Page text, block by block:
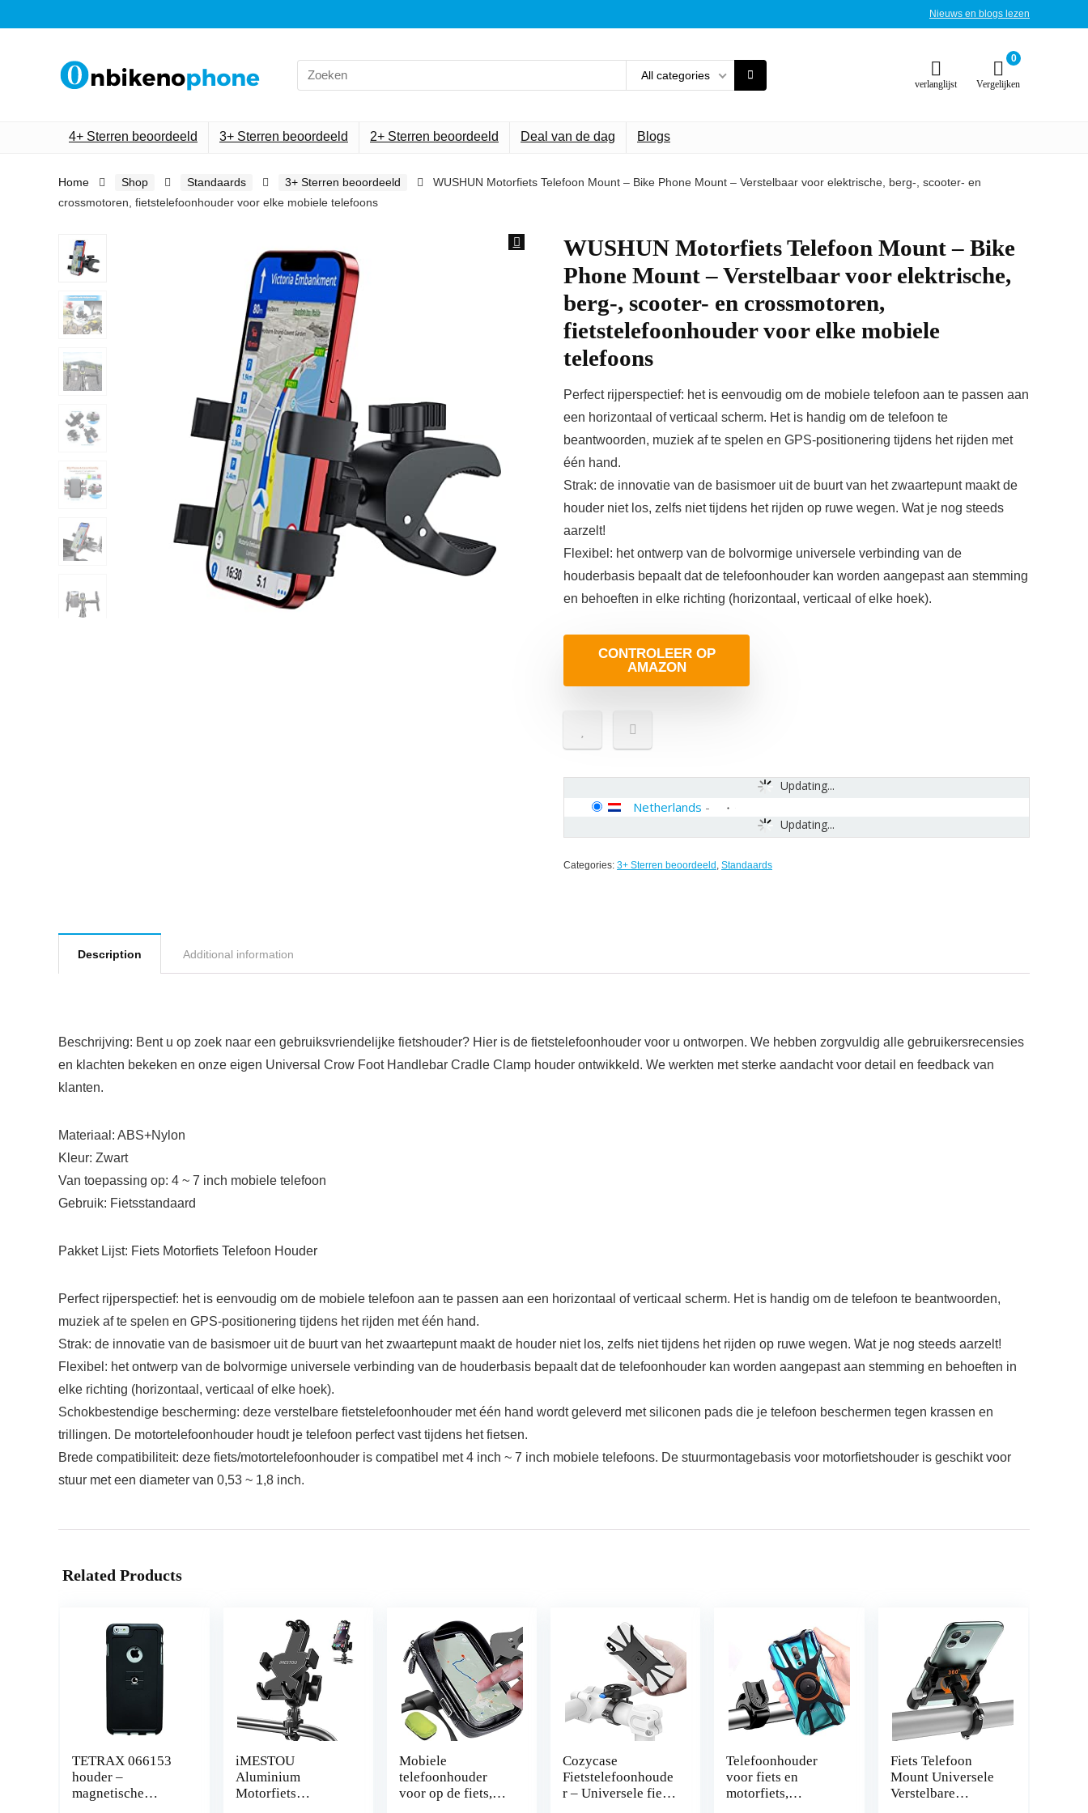
Nieuws en blogs lezen
Search
for:
All categories
verlanglijst
0
Vergelijken
4+ Sterren beoordeeld 3+ Sterren beoordeeld 2+ Sterren beoordeeld Deal van de dag Blogs
Home Shop Standaards 3+ Sterren beoordeeld
WUSHUN Motorfiets Telefoon Mount – Bike Phone Mount – Verstelbaar voor elektrische, berg-, scooter- en
crossmotoren, fietstelefoonhouder voor elke mobiele telefoons
WUSHUN Motorfiets Telefoon Mount – Bike
Phone Mount – Verstelbaar voor elektrische,
berg-, scooter- en crossmotoren,
fietstelefoonhouder voor elke mobiele
telefoons
Perfect rijperspectief: het is eenvoudig om de mobiele telefoon aan te passen aan
een horizontaal of verticaal scherm. Het is handig om de telefoon te
beantwoorden, muziek af te spelen en GPS-positionering tijdens het rijden met
één hand.
Strak: de innovatie van de basismoer uit de buurt van het zwaartepunt maakt de
houder niet los, zelfs niet tijdens het rijden op ruwe wegen. Wat je nog steeds
aarzelt!
Flexibel: het ontwerp van de bolvormige universele verbinding van de
houderbasis bepaalt dat de telefoonhouder kan worden aangepast aan stemming
en behoeften in elke richting (horizontaal, verticaal of elke hoek).
CONTROLEER OP
AMAZON
Updating...
Updating...
Netherlands -
Categories: 3+ Sterren beoordeeld , Standaards
Description Additional information
Beschrijving: Bent u op zoek naar een gebruiksvriendelijke fietshouder? Hier is de fietstelefoonhouder voor u ontworpen. We hebben zorgvuldig alle gebruikersrecensies
en klachten bekeken en onze eigen Universal Crow Foot Handlebar Cradle Clamp houder ontwikkeld. We werkten met sterke aandacht voor detail en feedback van
klanten.
Materiaal: ABS+Nylon
Kleur: Zwart
Van toepassing op: 4 ~ 7 inch mobiele telefoon
Gebruik: Fietsstandaard
Pakket Lijst: Fiets Motorfiets Telefoon Houder
Perfect rijperspectief: het is eenvoudig om de mobiele telefoon aan te passen aan een horizontaal of verticaal scherm. Het is handig om de telefoon te beantwoorden,
muziek af te spelen en GPS-positionering tijdens het rijden met één hand.
Strak: de innovatie van de basismoer uit de buurt van het zwaartepunt maakt de houder niet los, zelfs niet tijdens het rijden op ruwe wegen. Wat je nog steeds aarzelt!
Flexibel: het ontwerp van de bolvormige universele verbinding van de houderbasis bepaalt dat de telefoonhouder kan worden aangepast aan stemming en behoeften in
elke richting (horizontaal, verticaal of elke hoek).
Schokbestendige bescherming: deze verstelbare fietstelefoonhouder met één hand wordt geleverd met siliconen pads die je telefoon beschermen tegen krassen en
trillingen. De motortelefoonhouder houdt je telefoon perfect vast tijdens het fietsen.
Brede compatibiliteit: deze fiets/motortelefoonhouder is compatibel met 4 inch ~ 7 inch mobiele telefoons. De stuurmontagebasis voor motorfietshouder is geschikt voor
stuur met een diameter van 0,53 ~ 1,8 inch.
Related Products
TETRAX 066153
houder –
magnetische
iMESTOU
Aluminium
Motorfiets
Mobiele
telefoonhouder
voor op de fiets,
Cozycase
Fietstelefoonhoude
r – Universele fiets
Telefoonhouder
voor fiets en
motorfiets,
Fiets Telefoon
Mount Universele
Verstelbare